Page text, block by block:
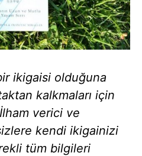
ikigaisi olduğuna
kalkmaları için
verici ve
kendi ikigainizi
tüm bilgileri